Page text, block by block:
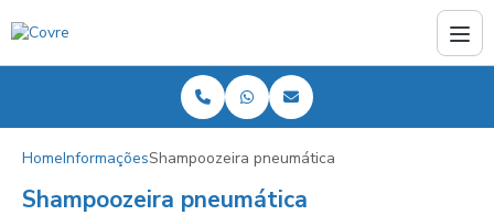
HomeInformaçõesShampoozeira pneumática
Shampoozeira pneumática